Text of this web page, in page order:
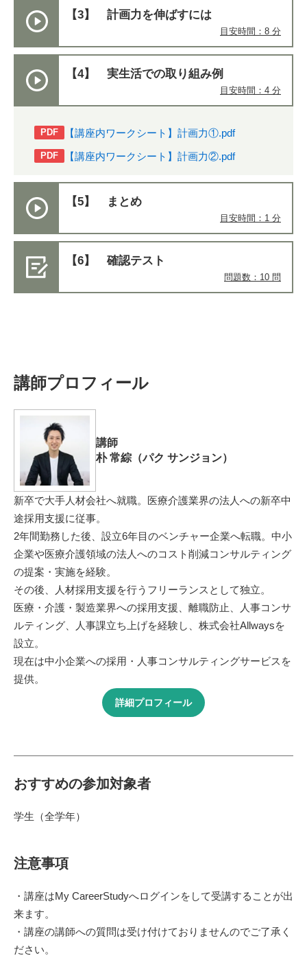
【3】 計画力を伸ばすには
目安時間：8 分
【4】 実生活での取り組み例
目安時間：4 分
PDF 【講座内ワークシート】計画力①.pdf
PDF 【講座内ワークシート】計画力②.pdf
【5】 まとめ
目安時間：1 分
【6】 確認テスト
問題数：10 問
講師プロフィール
講師
朴 常綜（パク サンジョン）
新卒で大手人材会社へ就職。医療介護業界の法人への新卒中
途採用支援に従事。
2年間勤務した後、設立6年目のベンチャー企業へ転職。中小
企業や医療介護領域の法人へのコスト削減コンサルティング
の提案・実施を経験。
その後、人材採用支援を行うフリーランスとして独立。
医療・介護・製造業界への採用支援、離職防止、人事コンサ
ルティング、人事課立ち上げを経験し、株式会社Allwaysを
設立。
現在は中小企業への採用・人事コンサルティングサービスを
提供。
詳細プロフィール
おすすめの参加対象者
学生（全学年）
注意事項
・講座はMy CareerStudyへログインをして受講することが出
来ます。
・講座の講師への質問は受け付けておりませんのでご了承く
ださい。